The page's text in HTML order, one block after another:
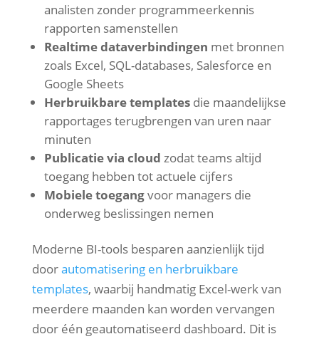
analisten zonder programmeerkennis
rapporten samenstellen
Realtime dataverbindingen met bronnen
zoals Excel, SQL-databases, Salesforce en
Google Sheets
Herbruikbare templatesdie maandelijkse
rapportages terugbrengen van uren naar
minuten
Publicatie via cloud zodat teams altijd
toegang hebben tot actuele cijfers
Mobiele toegangvoor managers die
onderweg beslissingen nemen
Moderne BI-tools besparen aanzienlijk tijd
doorautomatisering en herbruikbare
templates, waarbij handmatig Excel-werk van
meerdere maanden kan worden vervangen
door één geautomatiseerd dashboard. Dit is